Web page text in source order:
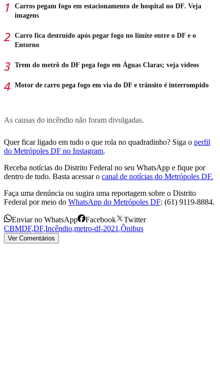
Carros pegam fogo em estacionamento de hospital no DF. Veja
imagens
Carro fica destruído após pegar fogo no limite entre o DF e o
Entorno
Trem do metrô do DF pega fogo em Águas Claras; veja vídeos
Motor de carro pega fogo em via do DF e trânsito é interrompido
As causas do incêndio não foram divulgadas.
Quer ficar ligado em tudo o que rola no quadradinho? Siga o perfil
do Metrópoles DF no Instagram.
Receba notícias do Distrito Federal no seu WhatsApp e fique por
dentro de tudo. Basta acessar o canal de notícias do Metrópoles DF.
Faça uma denúncia ou sugira uma reportagem sobre o Distrito
Federal por meio do WhatsApp do Metrópoles DF: (61) 9119-8884.
Enviar no WhatsApp Facebook
Twitter
CBMDF,DF,Incêndio,metro-df-2021 ,Ônibus
Ver Comentários